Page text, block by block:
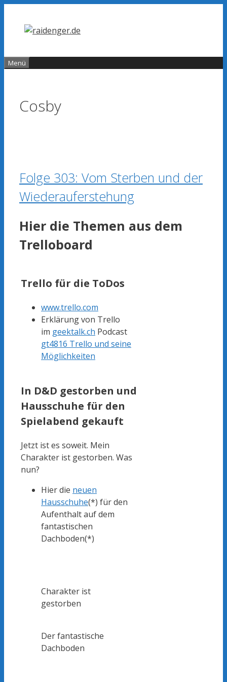
Inhalt
springen
Menü
Cosby
Folge 303: Vom Sterben und der
Wiederauferstehung
Hier die Themen aus dem
Trelloboard
Trello für die ToDos
www.trello.com
Erklärung von Trello
im geektalk.ch Podcast
gt4816 Trello und seine
Möglichkeiten
In D&D gestorben und
Hausschuhe für den
Spielabend gekauft
Jetzt ist es soweit. Mein
Charakter ist gestorben. Was
nun?
Hier die neuen
Hausschuhe(*) für den
Aufenthalt auf dem
fantastischen
Dachboden(*)
Charakter ist
gestorben
Der fantastische
Dachboden